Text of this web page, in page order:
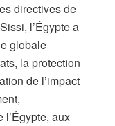
directives de
l’Égypte a
globale
la protection
de l’impact
aux